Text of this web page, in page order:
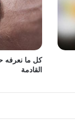
كل ما نعرفه
القادمة